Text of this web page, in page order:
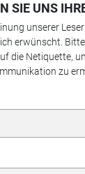
SIE UNS
unserer
erwünscht.
die Netiquette,
zu